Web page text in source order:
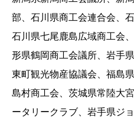
部、石川県商工会連合会、
石川県七尾鹿島広域商工会
形県鶴岡商工会議所、岩手
東町観光物産協議会、福島
島村商工会、茨城県常陸大
ータリークラブ、岩手県ジ